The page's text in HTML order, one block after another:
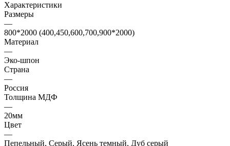
Характеристики
Размеры
—
800*2000 (400,450,600,700,900*2000)
Материал
—
Эко-шпон
Страна
—
Россия
Толщина МДФ
—
20мм
Цвет
—
Пепельный, Серый, Ясень темный, Дуб серый